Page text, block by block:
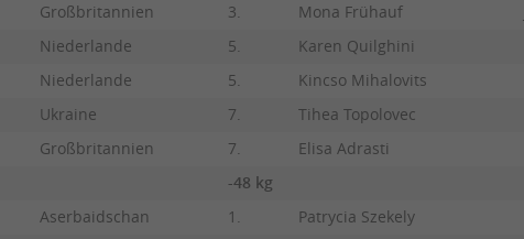
Großbritannien 3. Mona Frühauf
Niederlande 5. Karen Quilghini
Niederlande 5. Kincso Mihalovits
Ukraine 7. Tihea Topolovec
Großbritannien 7. Elisa Adrasti
-48 kg
Aserbaidschan 1. Patrycia Szekely